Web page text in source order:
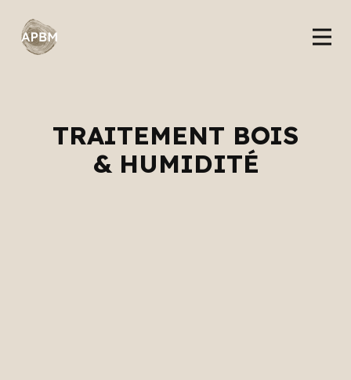
TRAITEMENT BOIS
& HUMIDITÉ